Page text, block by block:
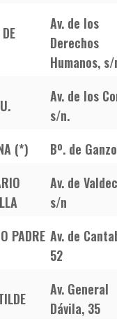
Av. de los
Derechos
Humanos,
Av. de los
s/n.
(*) Bº. de
Av. de
s/n
PADRE Av. de
52
Av. General
Dávila, 35